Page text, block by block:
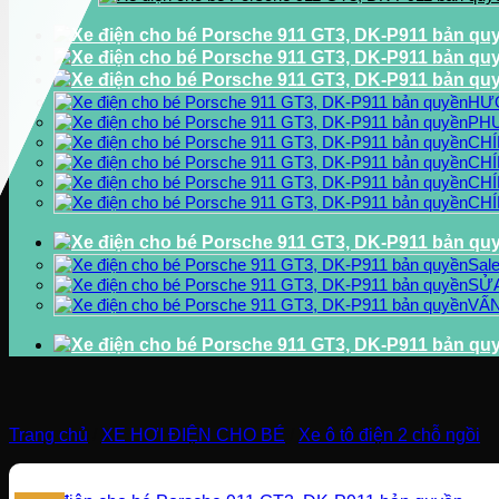
Trang chủ XE HƠI ĐIỆN CHO BÉ Xe ô tô điện 2 chỗ ngồi